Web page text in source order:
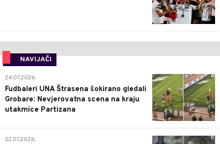
NAVIJAČI
0
24.07.2026.
Fudbaleri UNA Štrasena šokirano gledali
Grobare: Nevjerovatna scena na kraju
utakmice Partizana
0
22.07.2026.